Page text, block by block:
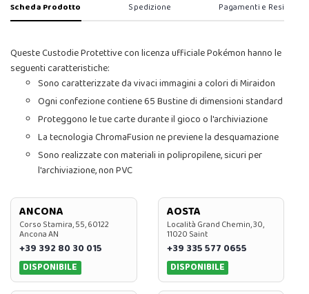
Scheda Prodotto Spedizione Pagamenti e Resi
Queste Custodie Protettive con licenza ufficiale Pokémon hanno le
seguenti caratteristiche:
Sono caratterizzate da vivaci immagini a colori di Miraidon
Ogni confezione contiene 65 Bustine di dimensioni standard
Proteggono le tue carte durante il gioco o l'archiviazione
La tecnologia ChromaFusion ne previene la desquamazione
Sono realizzate con materiali in polipropilene, sicuri per
l'archiviazione, non PVC
ANCONA
Corso Stamira, 55, 60122
Ancona AN
+39 392 80 30 015
DISPONIBILE
AOSTA
Località Grand Chemin, 30,
11020 Saint
+39 335 577 0655
DISPONIBILE